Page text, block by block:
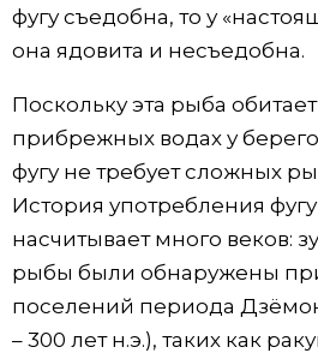
фугу съедобна, то у
она ядовита и несъедобна.
Поскольку эта рыба
прибрежных водах у
фугу не требует сложных
История употребления
насчитывает много веков:
рыбы были обнаружены
поселений периода Дзёмон
– 300 лет н.э.), таких как